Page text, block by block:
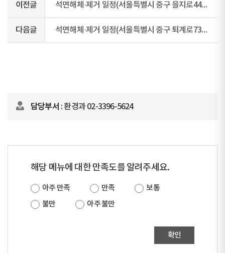
이전글 석면해체·제거 일정(서울특별시 중구 을지로44길 6-7)
다음글 석면해체·제거 일정(서울특별시 중구 퇴계로73길 10)
담당부서 : 환경과 02-3396-5624
해당 메뉴에 대한 만족도를 알려주세요.
아주 만족 만족
보통
불만
아주 불만
확인